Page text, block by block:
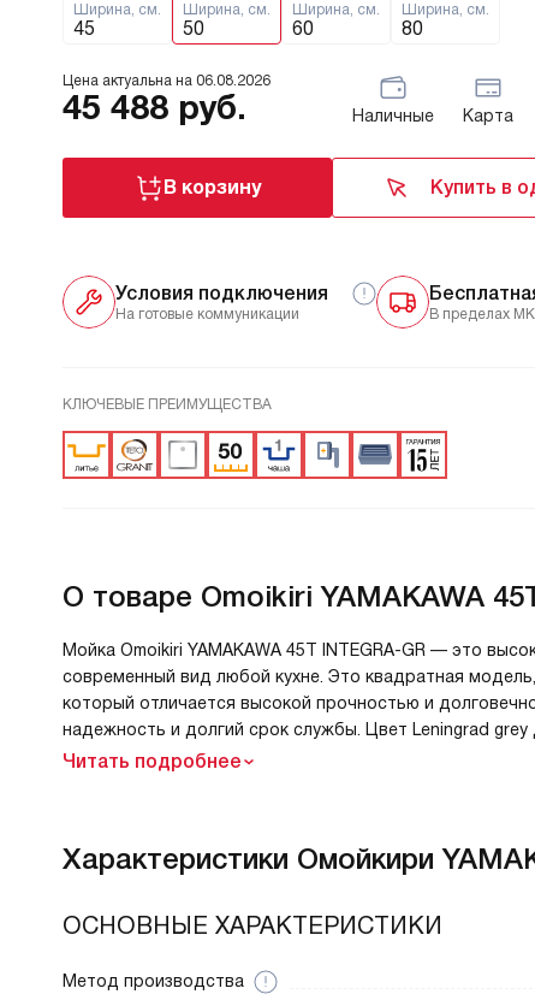
Ширина, см.
45
Ширина, см.
50
Ширина, см.
60
Ширина, см.
80
Цена актуальна на 06.08.2026
45 488 руб. Наличные Карта
В корзину Купить в
В пределах
Условия подключения
На готовые коммуникации
КЛЮЧЕВЫЕ ПРЕИМУЩЕСТВА
О товаре Omoikiri YAMAKAWA
Мойка Omoikiri YAMAKAWA 45T INTEGRA-GR — это
современный вид любой кухне. Это квадратная
который отличается высокой прочностью и
надежность и долгий срок службы. Цвет Leningrad
Читать подробнее
Характеристики Омойкири
ОСНОВНЫЕ ХАРАКТЕРИСТИКИ
Метод производства